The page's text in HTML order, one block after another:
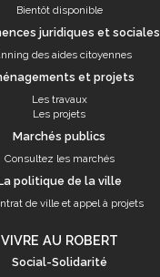
Bientôt disponible
juridiques et sociales
des aides citoyennes
et projets
Les travaux
Les projets
Marchés publics
Consultez les marchés
politique de la ville
de ville et appel à projets
VIVRE AU ROBERT
Social-Solidarité